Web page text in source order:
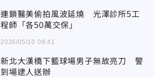
連鎖醫美偷拍風波延燒 光澤診所5工
程師「各50萬交保」
2026/05/10 09:41
新北大漢橋下籃球場男子無故亮刀 警
到場逮人送辦